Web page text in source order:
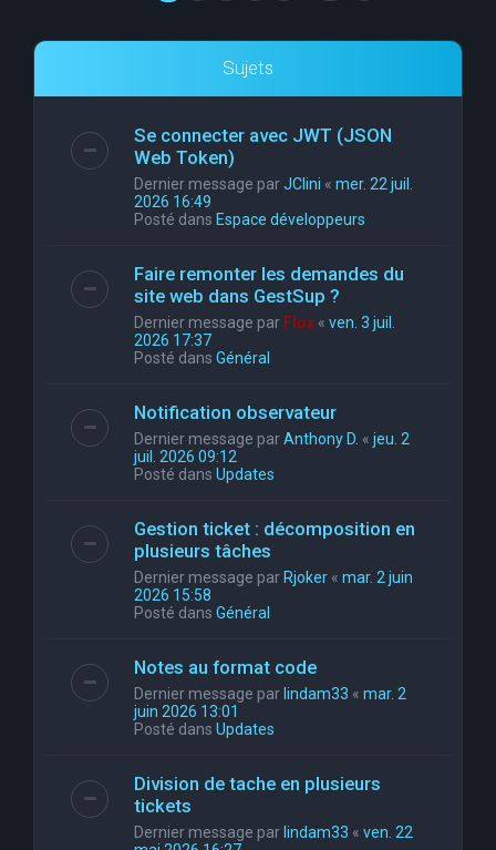
Sujets
Se connecter avec JWT (JSON
Web Token)
Dernier message parJClini « mer. 22 juil.
2026 16:49
Posté dans Espace développeurs
Faire remonter les demandes du
site web dans GestSup ?
Dernier message par Flox « ven. 3 juil.
2026 17:37
Posté dans Général
Notification observateur
Dernier message parAnthony D. « jeu. 2
juil. 2026 09:12
Posté dans Updates
Gestion ticket : décomposition en
plusieurs tâches
Dernier message par Rjoker « mar. 2 juin
2026 15:58
Posté dans Général
Notes au format code
Dernier message par lindam33 « mar. 2
juin 2026 13:01
Posté dans Updates
Division de tache en plusieurs
tickets
Dernier message par lindam33 « ven. 22